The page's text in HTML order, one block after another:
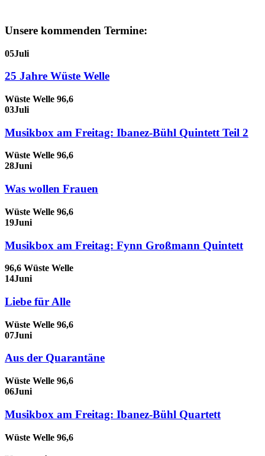
Unsere kommenden Termine:
05Juli
25 Jahre Wüste Welle
Wüste Welle 96,6
03Juli
Musikbox am Freitag: Ibanez-Bühl Quintett Teil 2
Wüste Welle 96,6
28Juni
Was wollen Frauen
Wüste Welle 96,6
19Juni
Musikbox am Freitag: Fynn Großmann Quintett
96,6 Wüste Welle
14Juni
Liebe für Alle
Wüste Welle 96,6
07Juni
Aus der Quarantäne
Wüste Welle 96,6
06Juni
Musikbox am Freitag: Ibanez-Bühl Quartett
Wüste Welle 96,6